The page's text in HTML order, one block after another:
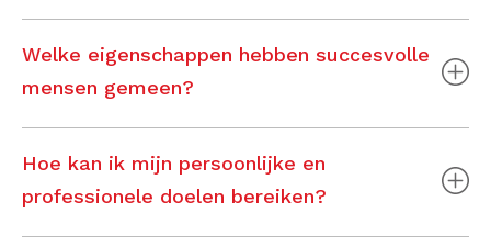
Welke eigenschappen hebben succesvolle
mensen gemeen?
Hoe kan ik mijn persoonlijke en
professionele doelen bereiken?